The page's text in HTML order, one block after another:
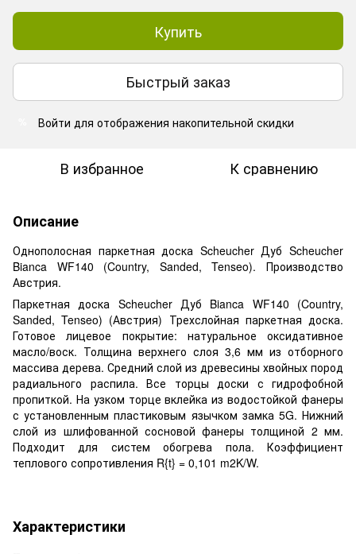
Купить
Быстрый заказ
Войти для отображения накопительной скидки
В избранное К сравнению
Описание
Однополосная паркетная доска Scheucher Дуб Scheucher
Bianca WF140 (Country, Sanded, Tenseo). Производство
Австрия.
Паркетная доска Scheucher Дуб Bianca WF140 (Country,
Sanded, Tenseo) (Австрия) Трехслойная паркетная доска.
Готовое лицевое покрытие: натуральное оксидативное
масло/воск. Толщина верхнего слоя 3,6 мм из отборного
массива дерева. Средний слой из древесины хвойных пород
радиального распила. Все торцы доски с гидрофобной
пропиткой. На узком торце вклейка из водостойкой фанеры
с установленным пластиковым язычком замка 5G. Нижний
слой из шлифованной сосновой фанеры толщиной 2 мм.
Подходит для систем обогрева пола. Коэффициент
теплового сопротивления R{t} = 0,101 m2K/W.
Характеристики